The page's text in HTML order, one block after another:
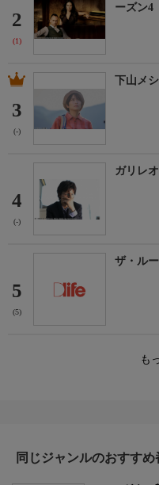
2
(1)
ーズン4
3
(-)
下山メシ
4
(-)
ガリレ
5
(5)
ザ・ル
も
同じジャンルのおすすめ